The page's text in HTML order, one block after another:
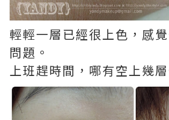
輕輕一層已經很上色，感
問題。
上班趕時間，哪有空上幾